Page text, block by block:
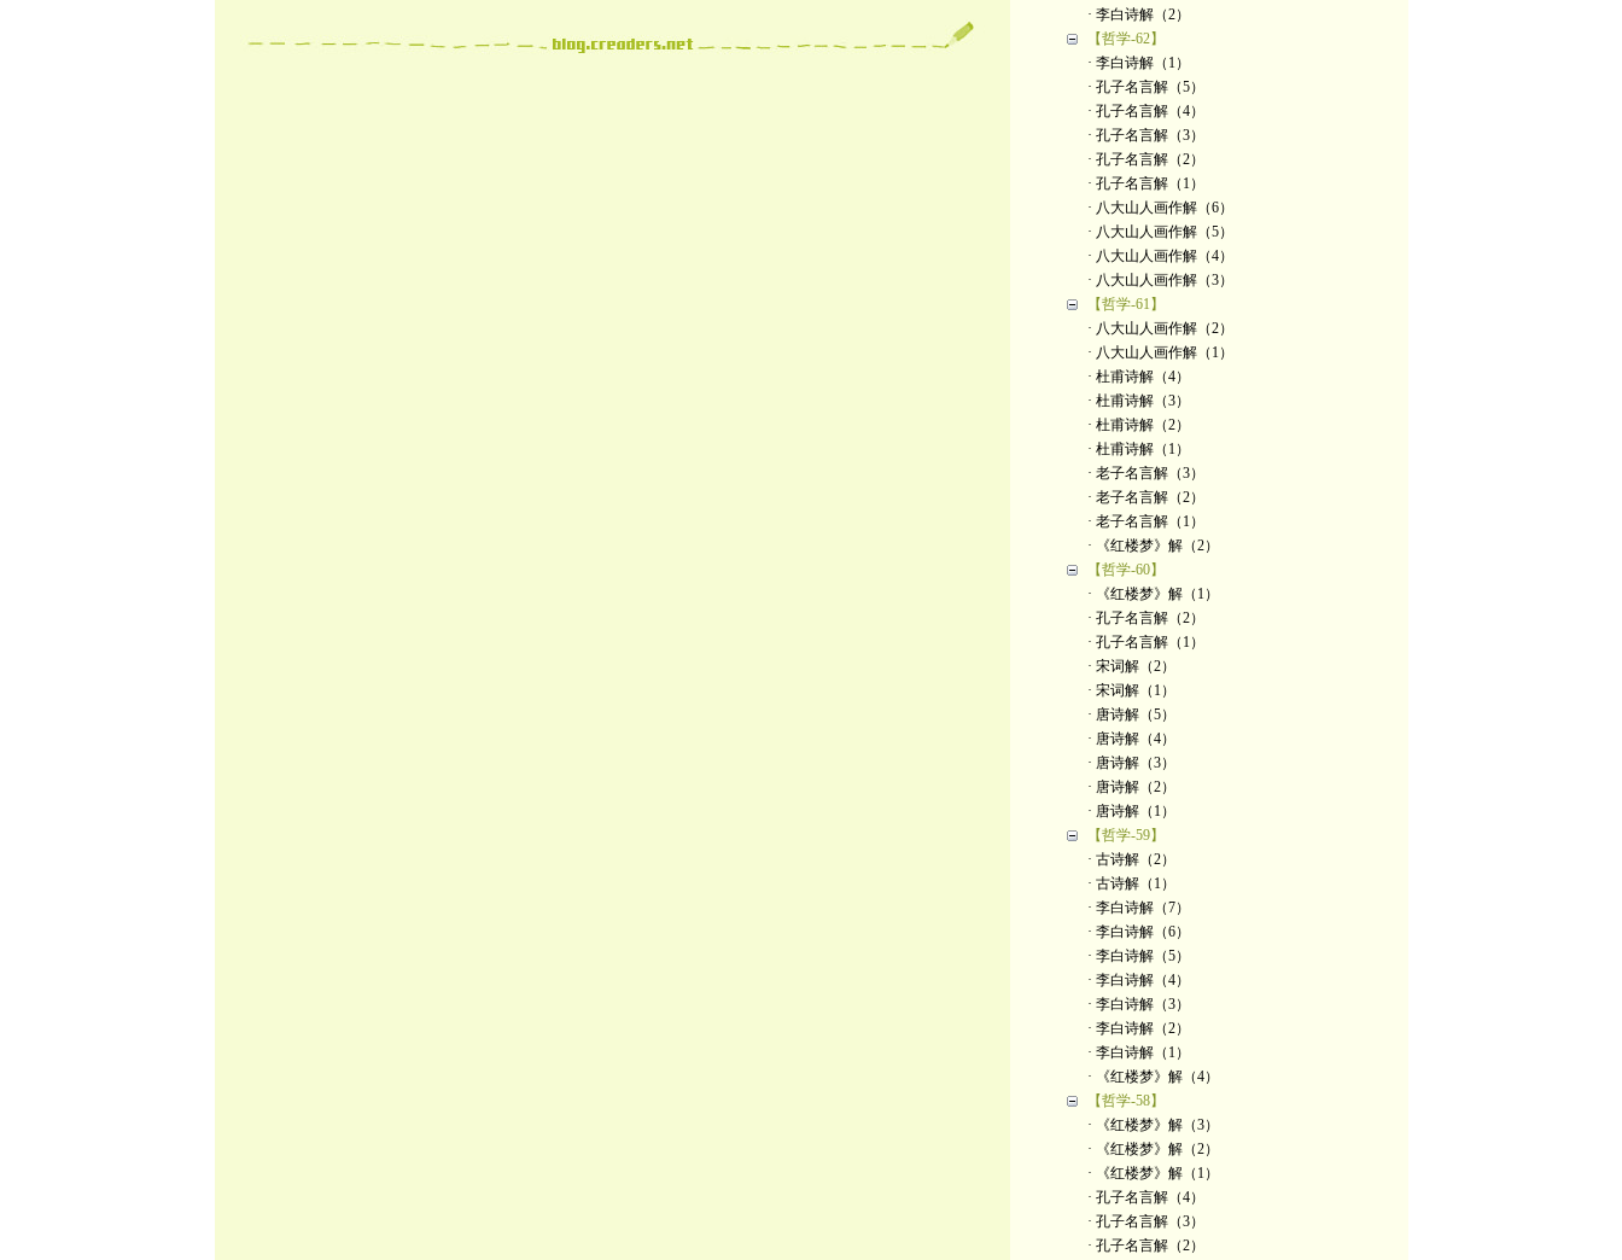
· 李白诗解（2）
【哲学-62】
· 李白诗解（1）
· 孔子名言解（5）
· 孔子名言解（4）
· 孔子名言解（3）
· 孔子名言解（2）
· 孔子名言解（1）
· 八大山人画作解（6）
· 八大山人画作解（5）
· 八大山人画作解（4）
· 八大山人画作解（3）
【哲学-61】
· 八大山人画作解（2）
· 八大山人画作解（1）
· 杜甫诗解（4）
· 杜甫诗解（3）
· 杜甫诗解（2）
· 杜甫诗解（1）
· 老子名言解（3）
· 老子名言解（2）
· 老子名言解（1）
· 《红楼梦》解（2）
【哲学-60】
· 《红楼梦》解（1）
· 孔子名言解（2）
· 孔子名言解（1）
· 宋词解（2）
· 宋词解（1）
· 唐诗解（5）
· 唐诗解（4）
· 唐诗解（3）
· 唐诗解（2）
· 唐诗解（1）
【哲学-59】
· 古诗解（2）
· 古诗解（1）
· 李白诗解（7）
· 李白诗解（6）
· 李白诗解（5）
· 李白诗解（4）
· 李白诗解（3）
· 李白诗解（2）
· 李白诗解（1）
· 《红楼梦》解（4）
【哲学-58】
· 《红楼梦》解（3）
· 《红楼梦》解（2）
· 《红楼梦》解（1）
· 孔子名言解（4）
· 孔子名言解（3）
· 孔子名言解（2）